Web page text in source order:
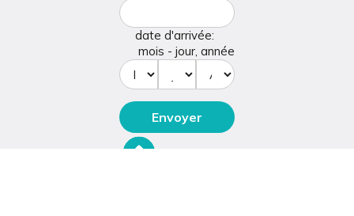
date d'arrivée:
mois - jour, année